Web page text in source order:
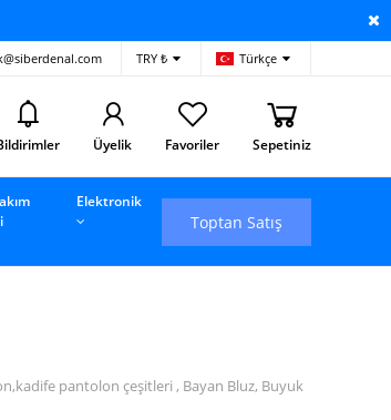
TRY ₺ Türkçe
Üyelik Favoriler Sepetiniz
Elektronik
Toptan Satış
pantolon çeşitleri , Bayan Bluz, Buyuk